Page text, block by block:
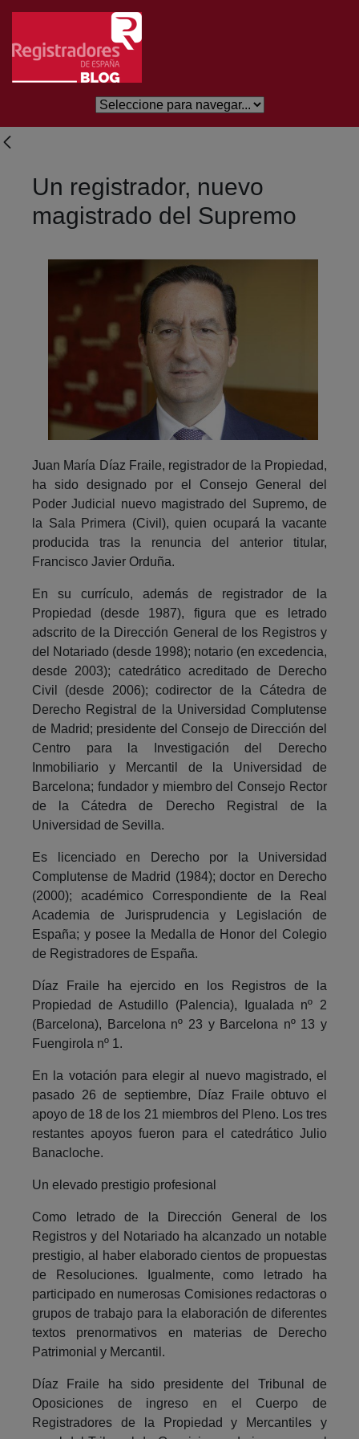
Salta al contingut principal
Un registrador, nuevo
magistrado del Supremo
Juan María Díaz Fraile, registrador de la Propiedad,
ha sido designado por el Consejo General del
Poder Judicial nuevo magistrado del Supremo, de
la Sala Primera (Civil), quien ocupará la vacante
producida tras la renuncia del anterior titular,
Francisco Javier Orduña.
En su currículo, además de registrador de la
Propiedad (desde 1987), figura que es letrado
adscrito de la Dirección General de los Registros y
del Notariado (desde 1998); notario (en excedencia,
desde 2003); catedrático acreditado de Derecho
Civil (desde 2006); codirector de la Cátedra de
Derecho Registral de la Universidad Complutense
de Madrid; presidente del Consejo de Dirección del
Centro para la Investigación del Derecho
Inmobiliario y Mercantil de la Universidad de
Barcelona; fundador y miembro del Consejo Rector
de la Cátedra de Derecho Registral de la
Universidad de Sevilla.
Es licenciado en Derecho por la Universidad
Complutense de Madrid (1984); doctor en Derecho
(2000); académico Correspondiente de la Real
Academia de Jurisprudencia y Legislación de
España; y posee la Medalla de Honor del Colegio
de Registradores de España.
Díaz Fraile ha ejercido en los Registros de la
Propiedad de Astudillo (Palencia), Igualada nº 2
(Barcelona), Barcelona nº 23 y Barcelona nº 13 y
Fuengirola nº 1.
En la votación para elegir al nuevo magistrado, el
pasado 26 de septiembre, Díaz Fraile obtuvo el
apoyo de 18 de los 21 miembros del Pleno. Los tres
restantes apoyos fueron para el catedrático Julio
Banacloche.
Un elevado prestigio profesional
Como letrado de la Dirección General de los
Registros y del Notariado ha alcanzado un notable
prestigio, al haber elaborado cientos de propuestas
de Resoluciones. Igualmente, como letrado ha
participado en numerosas Comisiones redactoras o
grupos de trabajo para la elaboración de diferentes
textos prenormativos en materias de Derecho
Patrimonial y Mercantil.
Díaz Fraile ha sido presidente del Tribunal de
Oposiciones de ingreso en el Cuerpo de
Registradores de la Propiedad y Mercantiles y